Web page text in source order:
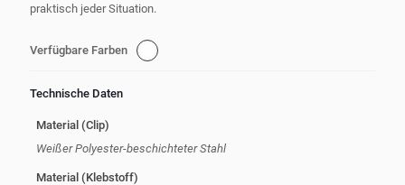
praktisch jeder Situation.
Verfügbare Farben
Technische Daten
Material (Clip)
Weißer Polyester-beschichteter Stahl
Material (Klebstoff)